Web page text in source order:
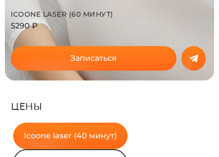
ICOONE LASER (60 МИНУТ)
5290 ₽
Записаться
ЦЕНЫ
Icoonе laser (40 минут)